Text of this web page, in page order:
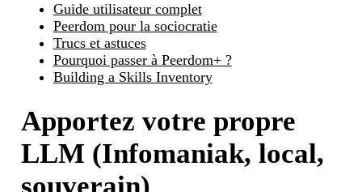
Guide utilisateur complet
Peerdom pour la sociocratie
Trucs et astuces
Pourquoi passer à Peerdom+ ?
Building a Skills Inventory
Apportez votre propre
LLM (Infomaniak, local,